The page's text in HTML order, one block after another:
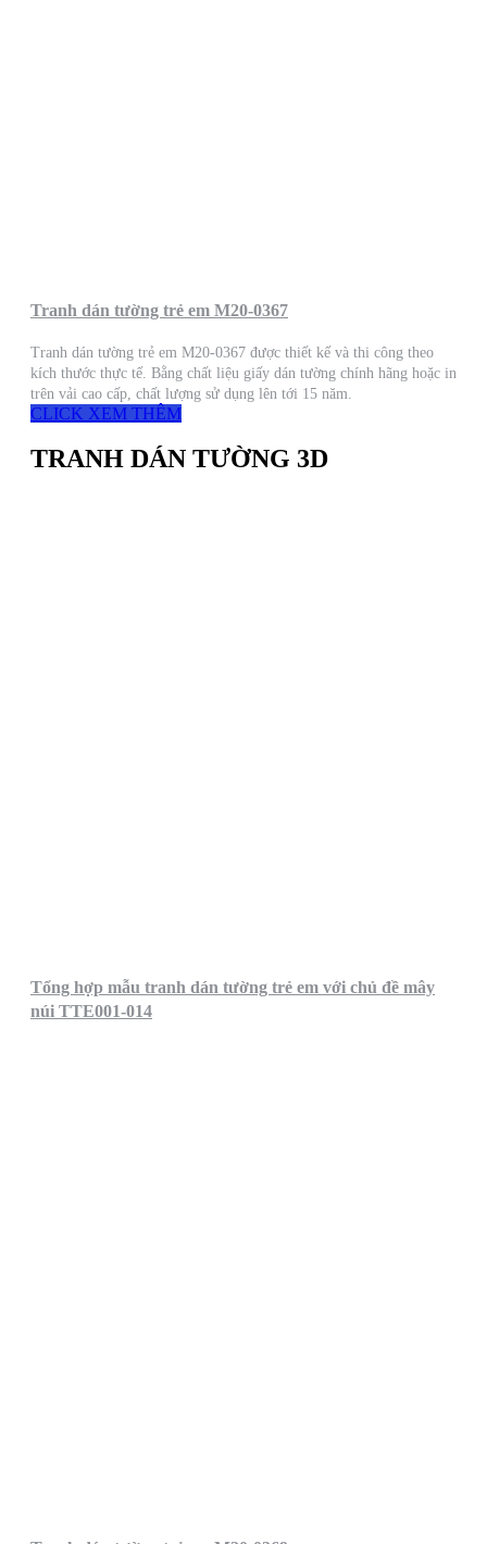
Tranh dán tường trẻ em M20-0367
Tranh dán tường trẻ em M20-0367 được thiết kế và thi công theo
kích thước thực tế. Bằng chất liệu giấy dán tường chính hãng hoặc in
trên vải cao cấp, chất lượng sử dụng lên tới 15 năm.
CLICK XEM THÊM
TRANH DÁN TƯỜNG 3D
Tổng hợp mẫu tranh dán tường trẻ em với chủ đề mây
núi TTE001-014